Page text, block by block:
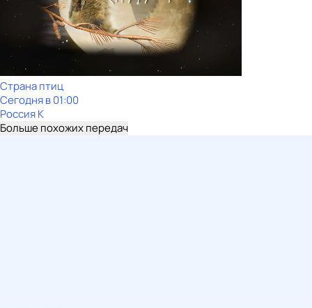
Страна птиц
Сегодня в 01:00
Россия К
Больше похожих передач